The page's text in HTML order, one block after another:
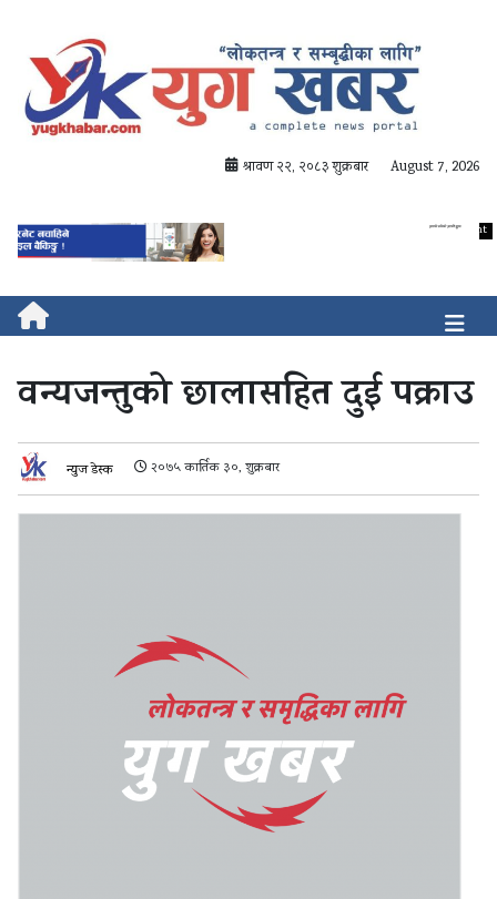
श्रावण २२, २०८३ शुक्रबार August 7, 2026
वन्यजन्तुको छालासहित दुई पक्राउ
न्युज डेस्क २०७५ कार्तिक ३०, शुक्रबार